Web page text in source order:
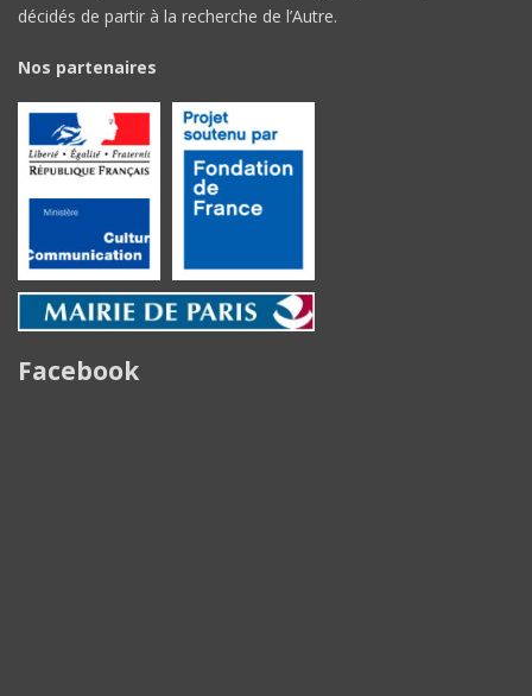
décidés de partir à la recherche de l’Autre.
Nos partenaires
Facebook